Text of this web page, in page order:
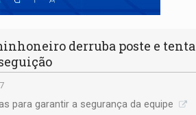
derruba poste e
para garantir a segurança da equipe